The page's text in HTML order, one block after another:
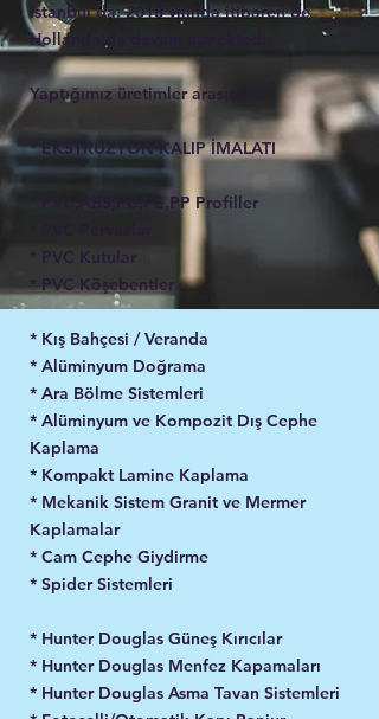
İstanbul'da, 2018 yılında itibaren de
Hollanda'da devam etmektedir.
Yaptığımız üretimler arasında;
* EKSTRÜZYON KALIP İMALATI
* PVC,ABS,PC,PE,PP Profiller
* PVC Kutular
* PVC Köşebentler
* Kış Bahçesi / Veranda
* Alüminyum Doğrama
* Ara Bölme Sistemleri
* Alüminyum ve Kompozit Dış Cephe
Kaplama
* Kompakt Lamine Kaplama
* Mekanik Sistem Granit ve Mermer
Kaplamalar
* Cam Cephe Giydirme
* Spider Sistemleri
* Hunter Douglas Güneş Kırıcılar
* Hunter Douglas Menfez Kapamaları
* Hunter Douglas Asma Tavan Sistemleri